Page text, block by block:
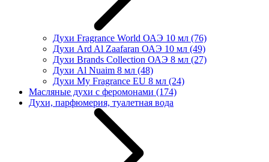
Духи Fragrance World ОАЭ 10 мл (76)
Духи Ard Al Zaafaran ОАЭ 10 мл (49)
Духи Brands Collection ОАЭ 8 мл (27)
Духи Al Nuaim 8 мл (48)
Духи My Fragrance EU 8 мл (24)
Масляные духи с феромонами (174)
Духи, парфюмерия, туалетная вода